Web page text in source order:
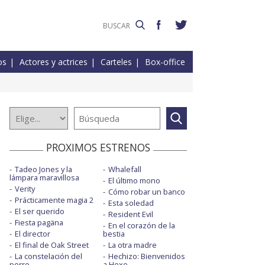
Actores y actrices Carteles Box-office
PROXIMOS ESTRENOS
Tadeo Jones y la
lámpara maravillosa
Verity
Prácticamente magia 2
El ser querido
Fiesta pagäna
El director
El final de Oak Street
La constelación del
Whalefall
El último mono
Cómo robar un banco
Esta soledad
Resident Evil
En el corazón de la
bestia
La otra madre
Hechizo: Bienvenidos